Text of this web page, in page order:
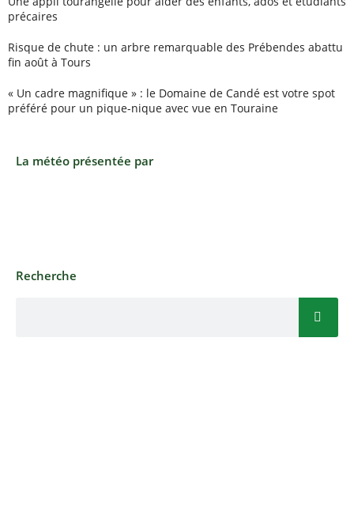
précaires
Risque de chute : un arbre remarquable des Prébendes abattu
fin août à Tours
« Un cadre magnifique » : le Domaine de Candé est votre spot
préféré pour un pique-nique avec vue en Touraine
La météo présentée par
Recherche